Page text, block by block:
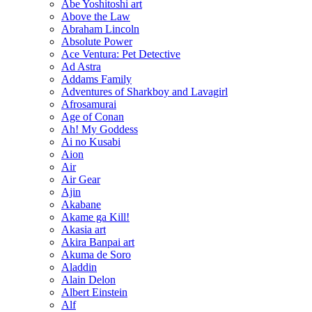
Abe Yoshitoshi art
Above the Law
Abraham Lincoln
Absolute Power
Ace Ventura: Pet Detective
Ad Astra
Addams Family
Adventures of Sharkboy and Lavagirl
Afrosamurai
Age of Conan
Ah! My Goddess
Ai no Kusabi
Aion
Air
Air Gear
Ajin
Akabane
Akame ga Kill!
Akasia art
Akira Banpai art
Akuma de Soro
Aladdin
Alain Delon
Albert Einstein
Alf